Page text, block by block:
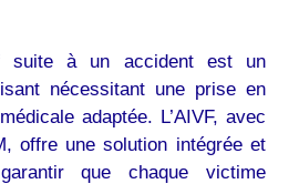
suite à un accident est un
nécessitant une prise en
adaptée. L’AIVF, avec
offre une solution intégrée et
que chaque victime